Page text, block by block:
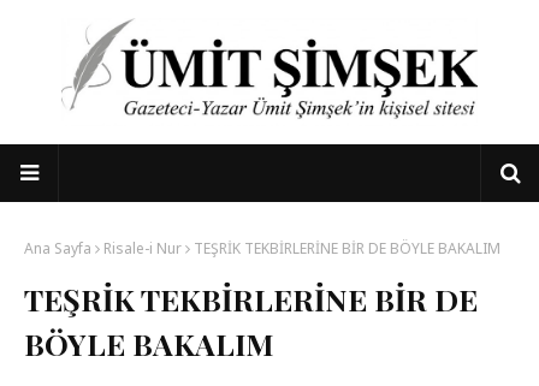
Ana Sayfa Risale-i Nur TEŞRİK TEKBİRLERİNE BİR DE BÖYLE BAKALIM
TEŞRİK TEKBİRLERİNE BİR DE
BÖYLE BAKALIM